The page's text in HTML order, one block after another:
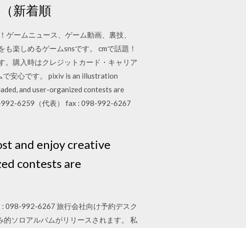
新着順
ームニュース、ゲーム動画、裏技、
楽しめるゲームsnsです。 cmで話題！
。購入時はクレジットカード・キャリア
安心です。 pixiv is an illustration
and user-organized contests are
6259（代表） fax : 098-992-6267
and enjoy creative
contests are
098-992-6267 旅行会社向け予約デスク
ソロアルバムがリリースされます。 私